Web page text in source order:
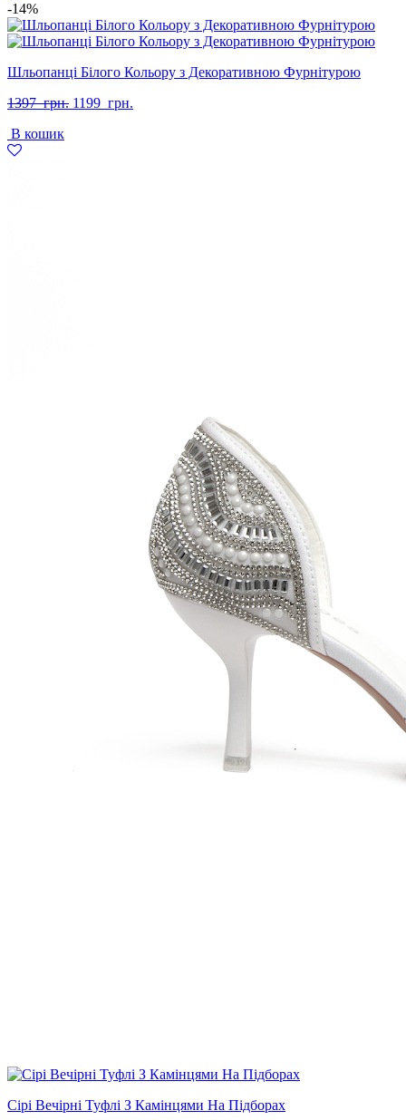
-14%
Шльопанці Білого Кольору з Декоративною Фурнітурою
1397 грн. Оригінальна
1199 грн.
В кошик
Сірі Вечірні Туфлі З Камінцями На Підборах